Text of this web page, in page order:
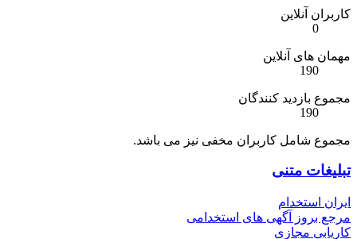
کاربران آنلاین
0
مهمان های آنلاین
190
مجموع بازدید کنندگان
190
مجموع شامل کاربران مخفی نیز می باشد.
تبلیغات متنی
ایران استخدام
مرجع بروز آگهی های استخدامی
کاریابی مجازی